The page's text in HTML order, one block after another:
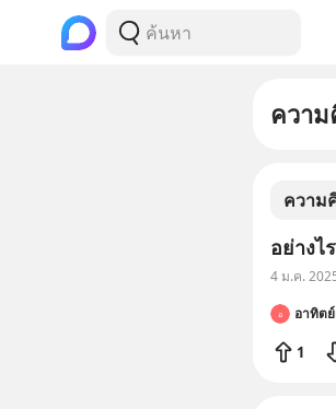
ควา
ความ
อย่างไ
4 ม.ค.
อ อาทิต
1